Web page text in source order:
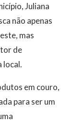
Juliana
não apenas
mas
de
local.
em couro,
para ser um